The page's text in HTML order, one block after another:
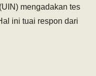
mengadakan tes
ini tuai respon dari